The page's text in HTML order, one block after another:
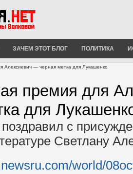
ЗАЧЕМ ЭТОТ БЛОГ ПОЛИТИКА
Алексиевич — черная метка для Лукашенко
премия для
для
с
Светлану
world/